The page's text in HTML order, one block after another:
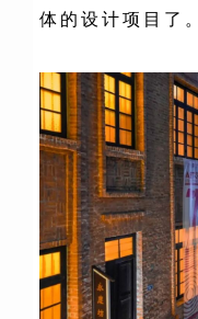
体的设计项目了。